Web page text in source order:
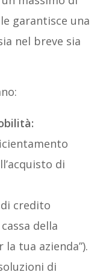
garantisce una
nel breve sia
di
credito
della
tua azienda”).
di